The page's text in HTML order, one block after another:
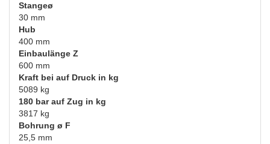
Stangeø
30 mm
Hub
400 mm
Einbaulänge Z
600 mm
Kraft bei auf Druck in kg
5089 kg
180 bar auf Zug in kg
3817 kg
Bohrung ø F
25,5 mm